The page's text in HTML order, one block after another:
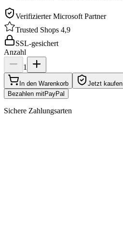
Verifizierter Microsoft Partner
Trusted Shops 4,9
SSL-gesichert
Anzahl
1
In den Warenkorb
Jetzt kaufen
Bezahlen mitPayPal
Sichere Zahlungsarten